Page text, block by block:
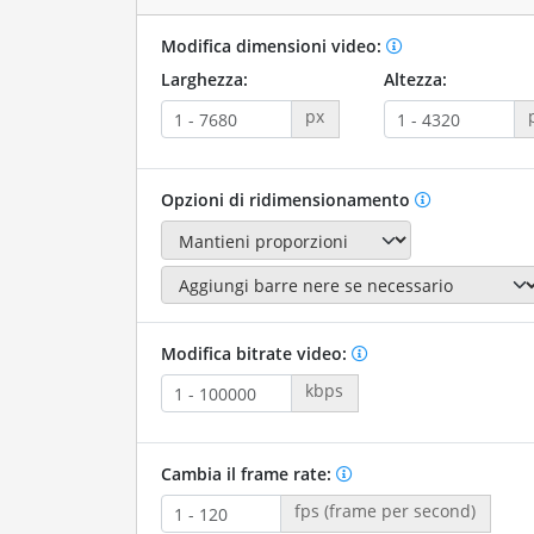
Modifica dimensioni video:
Larghezza:
px
Altezza:
Opzioni di ridimensionamento
Modifica bitrate video:
kbps
Cambia il frame rate:
fps (frame per second)